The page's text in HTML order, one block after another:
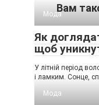
Вам
Мода
Як
щоб
У літній період
і ламким. Сонце,
Мода